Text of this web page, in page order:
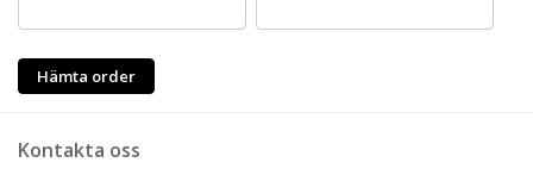
Hämta order
Kontakta oss